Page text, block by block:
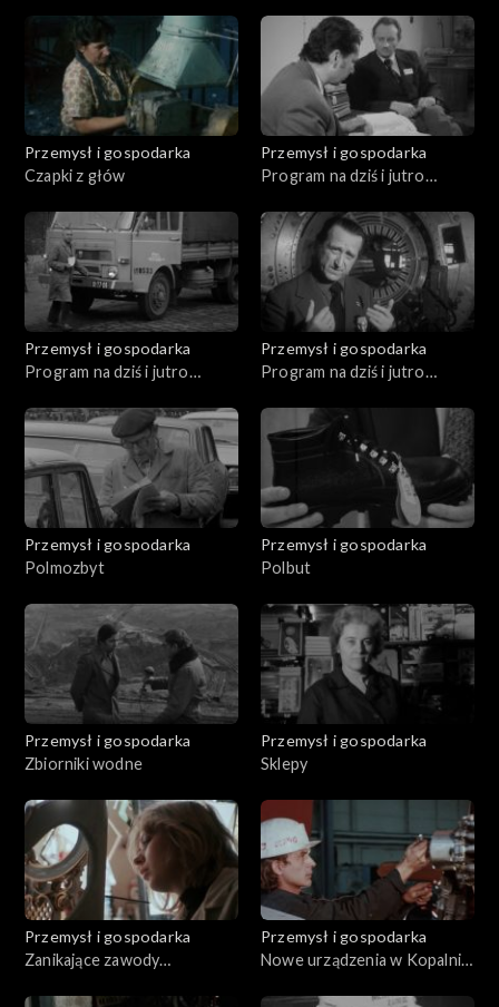
Przemysł i gospodarka
Czapki z głów
Przemysł i gospodarka
Program na dziś i jutro
Przemysł i gospodarka
Program na dziś i jutro
Przemysł i gospodarka
Program na dziś i jutro
Przemysł i gospodarka
Polmozbyt
Przemysł i gospodarka
Polbut
Przemysł i gospodarka
Zbiorniki wodne
Przemysł i gospodarka
Sklepy
Przemysł i gospodarka
Zanikające zawody
Przemysł i gospodarka
Nowe urządzenia w Kopalni